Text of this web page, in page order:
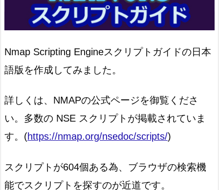
Nmap Scripting Engineスクリプトガイドの日本
語版を作成してみました。
詳しくは、NMAPの公式ページを御覧くださ
い。多数の NSE スクリプトが掲載されていま
す。(https://nmap.org/nsedoc/scripts/)
スクリプトが604個ある為、ブラウザの検索機
能でスクリプトを探すのが近道です。